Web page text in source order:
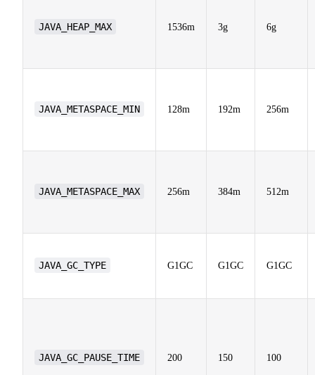
JAVA_HEAP_MAX 1536m 3g 6g
JAVA_METASPACE_MIN 128m 192m 256m
JAVA_METASPACE_MAX 256m 384m 512m
JAVA_GC_TYPE G1GC G1GC G1GC
JAVA_GC_PAUSE_TIME 200 150 100